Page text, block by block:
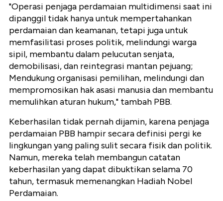
"Operasi penjaga perdamaian multidimensi saat ini
dipanggil tidak hanya untuk mempertahankan
perdamaian dan keamanan, tetapi juga untuk
memfasilitasi proses politik, melindungi warga
sipil, membantu dalam pelucutan senjata,
demobilisasi, dan reintegrasi mantan pejuang;
Mendukung organisasi pemilihan, melindungi dan
mempromosikan hak asasi manusia dan membantu
memulihkan aturan hukum," tambah PBB.
Keberhasilan tidak pernah dijamin, karena penjaga
perdamaian PBB hampir secara definisi pergi ke
lingkungan yang paling sulit secara fisik dan politik.
Namun, mereka telah membangun catatan
keberhasilan yang dapat dibuktikan selama 70
tahun, termasuk memenangkan Hadiah Nobel
Perdamaian.